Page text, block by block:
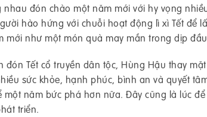
đón chào một năm mới với hy vọng
hào hứng với chuỗi hoạt động lì xì Tết để
mới như một món quà may mắn trong dịp
Tết cổ truyền dân tộc, Hùng Hậu thay
sức khỏe, hạnh phúc, bình an và quyết
năm bức phá hơn nữa. Đây cũng là lúc
triển.